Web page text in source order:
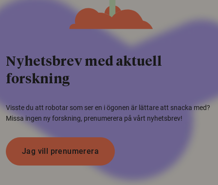
Nyhetsbrev med aktuell
forskning
Visste du att robotar som ser en i ögonen är lättare att snacka med?
Missa ingen ny forskning, prenumerera på vårt nyhetsbrev!
Jag vill prenumerera